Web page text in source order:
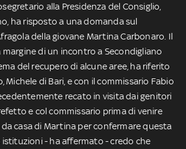
alla Presidenza del Consiglio,
ha risposto a una domanda sul
della giovane Martina Carbonaro. Il
di un incontro a Secondigliano
del recupero di alcune aree, ha riferito
Michele di Bari, e con il commissario Fabio
recato in visita dai genitori
e col commissario prima di venire
casa di Martina per confermare questa
istituzioni - ha affermato - credo che